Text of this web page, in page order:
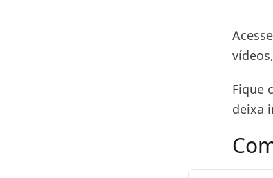
Fique
deixa